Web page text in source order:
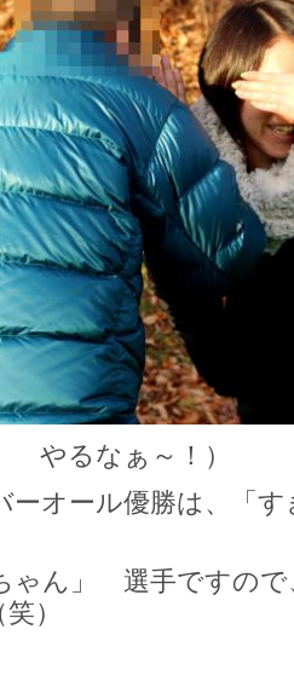
やるなぁ～！）
ーオール優勝は、「
ゃん」 選手ですので
）